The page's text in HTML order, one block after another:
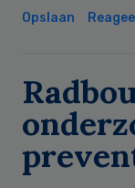
Opslaan